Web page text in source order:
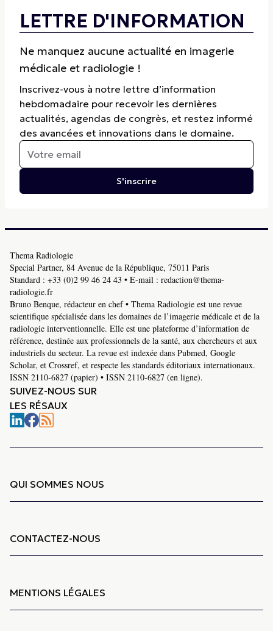
LETTRE D'INFORMATION
Ne manquez aucune actualité en imagerie
médicale et radiologie !
Inscrivez-vous à notre lettre d’information
hebdomadaire pour recevoir les dernières
actualités, agendas de congrès, et restez informé
des avancées et innovations dans le domaine.
S'inscrire
Thema Radiologie
Special Partner, 84 Avenue de la République, 75011 Paris
Standard : +33 (0)2 99 46 24 43 • E-mail : redaction@thema-
radiologie.fr
Bruno Benque, rédacteur en chef • Thema Radiologie est une revue
scientifique spécialisée dans les domaines de l’imagerie médicale et de la
radiologie interventionnelle. Elle est une plateforme d’information de
référence, destinée aux professionnels de la santé, aux chercheurs et aux
industriels du secteur. La revue est indexée dans Pubmed, Google
Scholar, et Crossref, et respecte les standards éditoriaux internationaux.
ISSN 2110-6827 (papier) • ISSN 2110-6827 (en ligne).
SUIVEZ-NOUS SUR
LES RÉSAUX
QUI SOMMES NOUS
CONTACTEZ-NOUS
MENTIONS LÉGALES